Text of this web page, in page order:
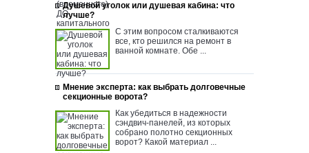
Душевой уголок или душевая кабина: что
лучше?
С этим вопросом сталкиваются
все, кто решился на ремонт в
ванной комнате. Обе ...
Мнение эксперта: как выбрать долговечные
секционные ворота?
Как убедиться в надежности
сэндвич-панелей, из которых
собрано полотно секционных
ворот? Какой материал ...